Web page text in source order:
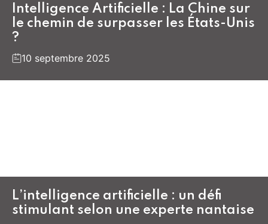
Intelligence Artificielle : La Chine sur
le chemin de surpasser les États-Unis
?
10 septembre 2025
L’intelligence artificielle : un défi
stimulant selon une experte nantaise